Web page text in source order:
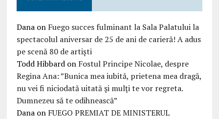
Danaon Fuego succes fulminant la Sala Palatului la
spectacolul aniversar de 25 de ani de carieră! A adus
pe scenă 80 de artiști
Todd Hibbardon Fostul Principe Nicolae, despre
Regina Ana: ”Bunica mea iubită, prietena mea dragă,
nu vei fi niciodată uitată şi mulţi te vor regreta.
Dumnezeu să te odihnească”
Danaon FUEGO PREMIAT DE MINISTERUL